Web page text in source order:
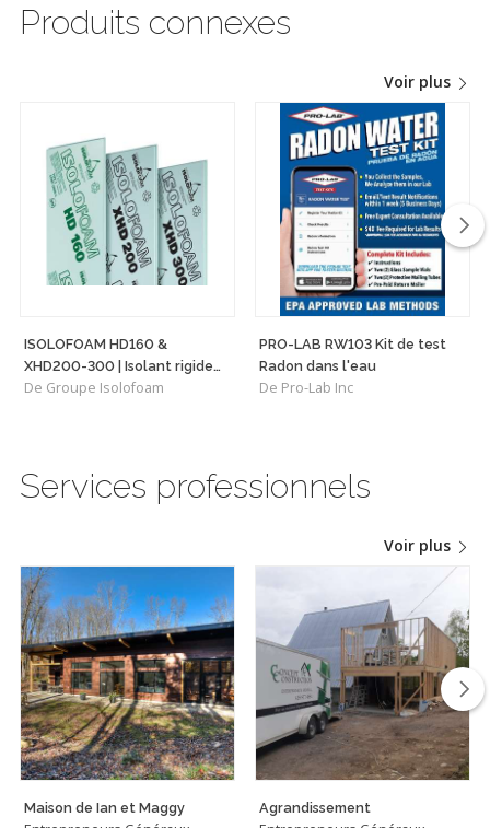
Produits connexes
Voir plus
ISOLOFOAM HD160 &
XHD200-300 | Isolant rigide
haute densité polyvalent
De Groupe Isolofoam
PRO-LAB RW103 Kit de test
Radon dans l'eau
De Pro-Lab Inc
Services professionnels
Voir plus
Maison de Ian et Maggy Agrandissement